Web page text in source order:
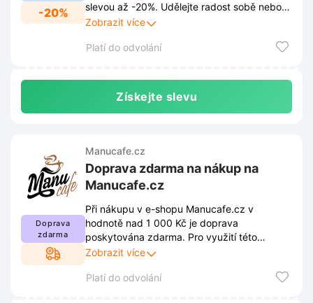
-20%
slevou až -20%. Udělejte radost sobě nebo
blízkým výběrem kvalitní kávy za výhodnější
Zobrazit více
Platí do odvolání
Získejte slevu
Doprava
zdarma
Manucafe.cz
Doprava zdarma na nákup na
Manucafe.cz
Při nákupu v e-shopu Manucafe.cz v
hodnotě nad 1 000 Kč je doprava
poskytována zdarma. Pro využití této
výhody je nutné splnit aktuální obchodní
pravidla jsou dostupná na webových
Zobrazit více
Platí do odvolání